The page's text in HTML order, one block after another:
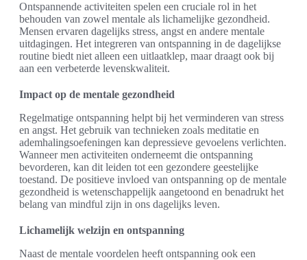
Ontspannende activiteiten spelen een cruciale rol in het
behouden van zowel mentale als lichamelijke gezondheid.
Mensen ervaren dagelijks stress, angst en andere mentale
uitdagingen. Het integreren van ontspanning in de dagelijkse
routine biedt niet alleen een uitlaatklep, maar draagt ook bij
aan een verbeterde levenskwaliteit.
Impact op de mentale gezondheid
Regelmatige ontspanning helpt bij het verminderen van stress
en angst. Het gebruik van technieken zoals meditatie en
ademhalingsoefeningen kan depressieve gevoelens verlichten.
Wanneer men activiteiten onderneemt die ontspanning
bevorderen, kan dit leiden tot een gezondere geestelijke
toestand. De positieve invloed van ontspanning op de mentale
gezondheid is wetenschappelijk aangetoond en benadrukt het
belang van mindful zijn in ons dagelijks leven.
Lichamelijk welzijn en ontspanning
Naast de mentale voordelen heeft ontspanning ook een